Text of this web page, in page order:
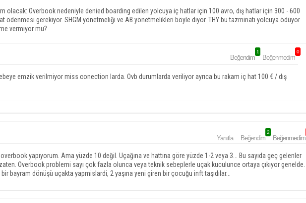
olacak: Overbook nedeniyle denied boarding edilen yolcuya iç hatlar için 100 avro, dış hatlar için 300 - 600
ödenmesi gerekiyor. SHGM yönetmeliği ve AB yönetmelikleri böyle diyor. THY bu tazminatı yolcuya ödüyor
vermiyor mu?
Beğendim
1
Beğenmedim
0
emzik verilmiyor miss conection larda. Ovb durumlarda veriliyor ayrıca bu rakam iç hat 100 € / dış
Yanıtla Beğendim
2
Beğenmedim
yapıyorum. Ama yüzde 10 değil. Uçağına ve hattına göre yüzde 1-2 veya 3... Bu sayıda geç gelenler
Overbook problemi sayı çok fazla olunca veya teknik sebeplerle uçak kuculunce ortaya çıkıyor genelde.
bayram dönüşü uçakta yapmislardi, 2 yaşına yeni giren bir çocuğu inft taşıdılar...